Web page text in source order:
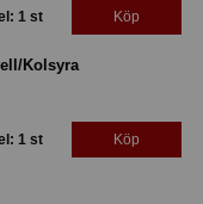
1 st Köp
Kolsyra
1 st Köp